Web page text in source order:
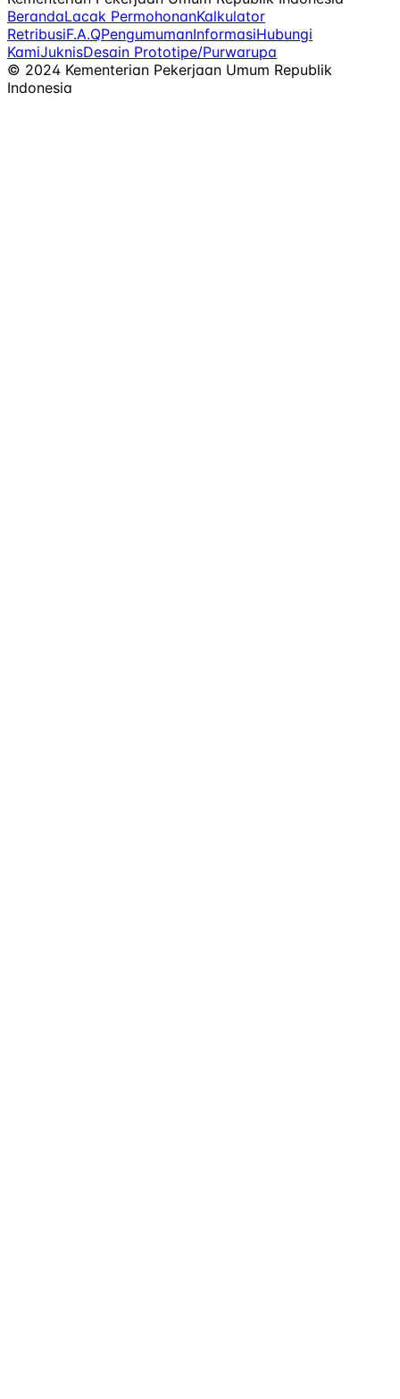
BerandaLacak PermohonanKalkulator
RetribusiF.A.QPengumumanInformasiHubungi
KamiJuknisDesain Prototipe/Purwarupa
© 2024 Kementerian Pekerjaan Umum Republik
Indonesia